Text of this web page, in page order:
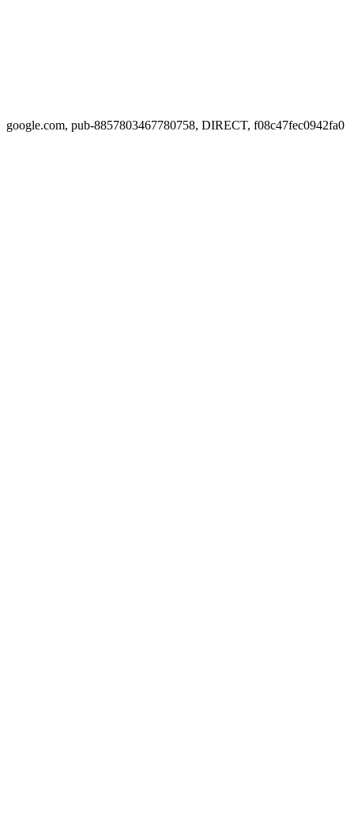
google.com, pub-8857803467780758, DIRECT, f08c47fec0942fa0